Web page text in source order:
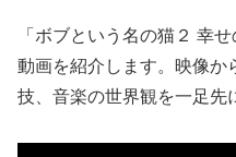
「ボブという名の猫２ 幸
動画を紹介します。映像か
技、音楽の世界観を一足先